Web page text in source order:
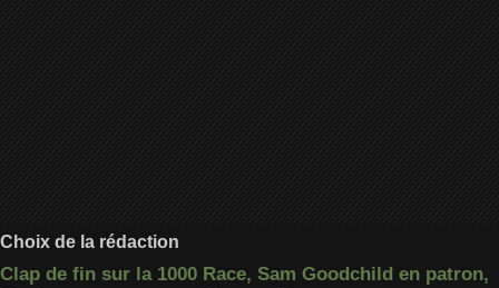
Choix de la rédaction
Clap de fin sur la 1000 Race, Sam Goodchild en patron,